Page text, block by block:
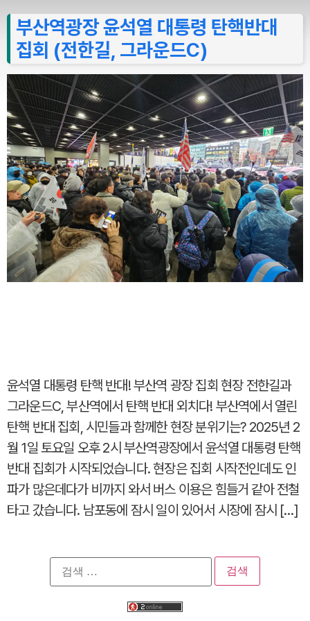
부산역광장 윤석열 대통령 탄핵반대
집회 (전한길, 그라운드C)
윤석열 대통령 탄핵 반대! 부산역 광장 집회 현장 전한길과
그라운드C, 부산역에서 탄핵 반대 외치다! 부산역에서 열린
탄핵 반대 집회, 시민들과 함께한 현장 분위기는? 2025년 2
월 1일 토요일 오후 2시 부산역광장에서 윤석열 대통령 탄핵
반대 집회가 시작되었습니다. 현장은 집회 시작전인데도 인
파가 많은데다가 비까지 와서 버스 이용은 힘들거 같아 전철
타고 갔습니다. 남포동에 잠시 일이 있어서 시장에 잠시 […]
검
색: